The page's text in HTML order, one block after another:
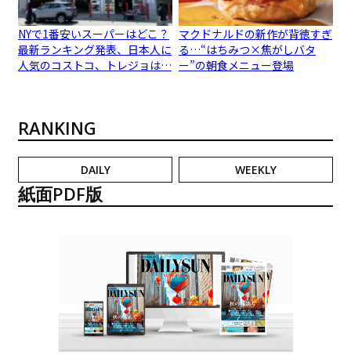
NYで1番安いスーパーはどこ？
最新ランキング発表、日本人に
人気のコストコ、トレジョは…
マクドナルドの新作が背徳すぎ
る…“はちみつ×焦がしバタ
ー”の朝食メニュー登場
RANKING
DAILY WEEKLY
紙面PDF版